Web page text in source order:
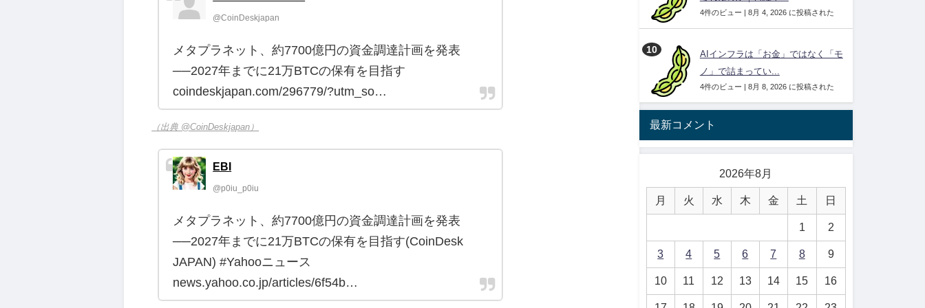
@CoinDeskjapan
メタプラネット、約7700億円の資金調達計画を発表
──2027年までに21万BTCの保有を目指す
coindeskjapan.com/296779/?utm_so…
（出典 @CoinDeskjapan）
EBI
@p0iu_p0iu
メタプラネット、約7700億円の資金調達計画を発表
──2027年までに21万BTCの保有を目指す(CoinDesk
JAPAN) #Yahooニュース
news.yahoo.co.jp/articles/6f54b…
4件のビュー | 8月 4, 2026 に投稿された
AIインフラは「お金」ではなく「モ
ノ」で詰まってい...
4件のビュー | 8月 8, 2026 に投稿された
最新コメント
2026年8月
月 火 水 木 金 土 日
1 2
3 4 5 6 7 8 9
10 11 12 13 14 15 16